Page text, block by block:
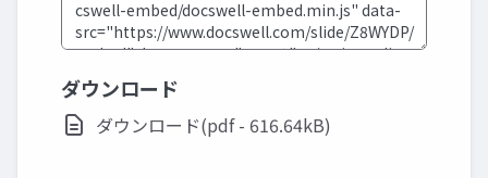
ダウンロード
ダウンロード(pdf - 616.64kB)